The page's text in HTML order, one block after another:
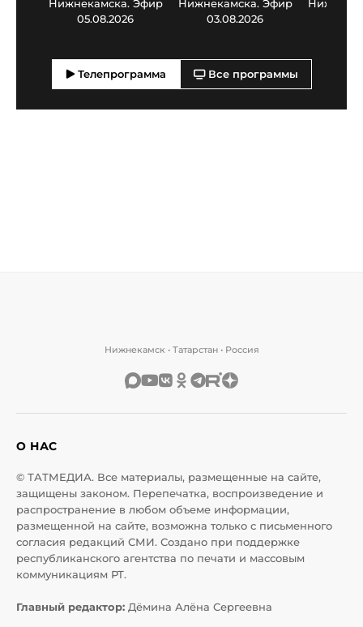
Нижнекамска. Эфир
05.08.2026
Нижнекамска. Эфир
03.08.2026
Телепрограмма Все программы
Нижнекамск • Татарстан • Россия
О НАС
© ТАТМЕДИА. Все материалы, размещенные на сайте,
защищены законом. Перепечатка, воспроизведение и
распространение в любом объеме информации,
размещенной на сайте, возможна только с письменного
согласия редакций СМИ. Создано при поддержке
республиканского агентства по печати и массовым
коммуникациям РТ.
Главный редактор: Дёмина Алёна Сергеевна